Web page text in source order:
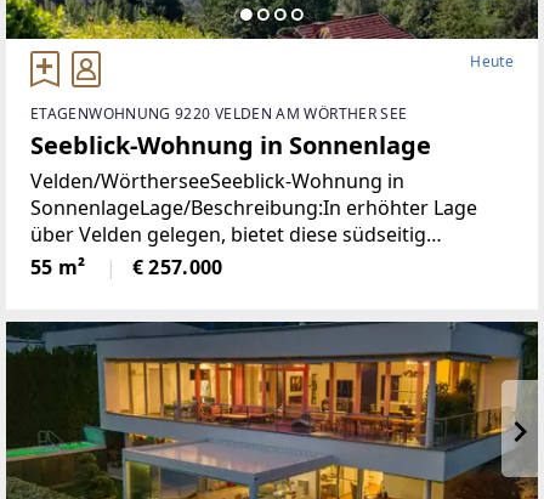
Heute
ETAGENWOHNUNG 9220 VELDEN AM WÖRTHER SEE
Seeblick-Wohnung in Sonnenlage
Velden/WörtherseeSeeblick-Wohnung in
SonnenlageLage/Beschreibung:In erhöhter Lage
über Velden gelegen, bietet diese südseitig
ausgerichtete Wohnung angenehme
Lichtverhältnisse und einen schönen Blick auf den
55 m² € 257.000